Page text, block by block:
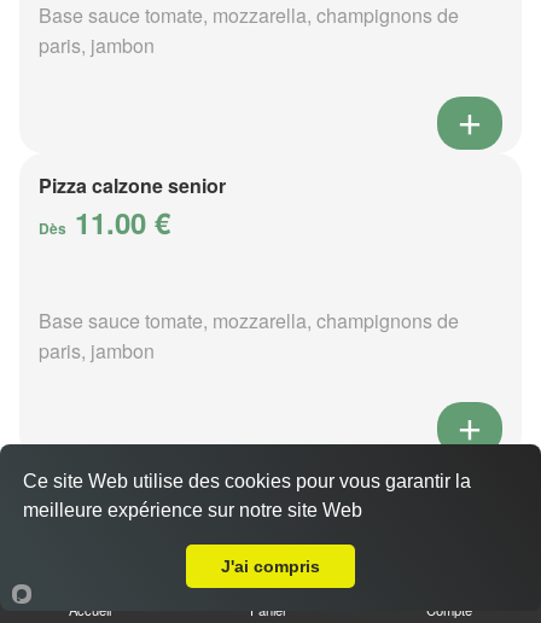
Base sauce tomate, mozzarella, champignons de
paris, jambon
Pizza calzone senior
Dès 11.00 €
Base sauce tomate, mozzarella, champignons de
paris, jambon
Pizza 4 fromages senior
11.00 €
Accueil Panier Compte
Ce site Web utilise des cookies pour vous garantir la
meilleure expérience sur notre site Web
J'ai compris